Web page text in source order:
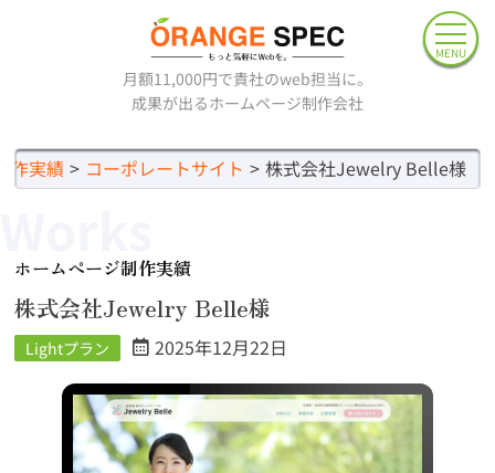
MENU
月額11,000円で貴社のweb担当に。
成果が出るホームページ制作会社
作実績 コーポレートサイト 株式会社Jewelry Belle様
ホームページ制作実績
株式会社Jewelry Belle様
Lightプラン 2025年12月22日